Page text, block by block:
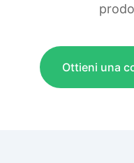
Ottieni una